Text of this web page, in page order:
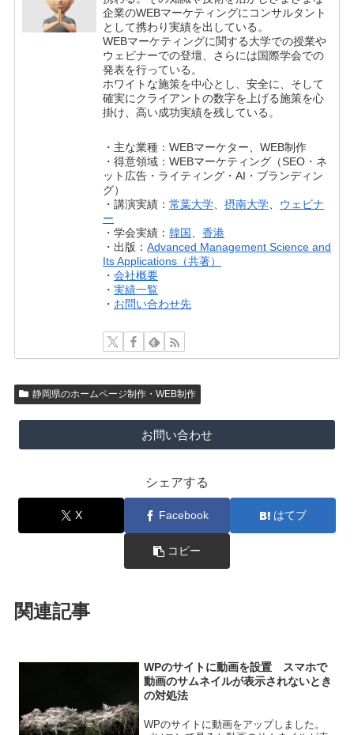
企業のWEBマーケティングにコンサルタント
として携わり実績を出している。
WEBマーケティングに関する大学での授業や
ウェビナーでの登壇、さらには国際学会での
発表を行っている。
ホワイトな施策を中心とし、安全に、そして
確実にクライアントの数字を上げる施策を心
掛け、高い成功実績を残している。
・主な業種：WEBマーケター、WEB制作
・得意領域：WEBマーケティング（SEO・ネ
ット広告・ライティング・AI・ブランディン
グ）
・講演実績：常葉大学 、摂南大学
ウェビナ
ー
・学会実績：韓国 、香港
・出版：Advanced Management Science and
Its Applications（共著）
・会社概要
・実績一覧
・ お問い合わせ先
静岡県のホームページ制作・WEB制作
お問い合わせ
シェアする
X Facebook はてブ
コピー
関連記事
WPのサイトに動画を設置 スマホで
動画のサムネイルが表示されないとき
の対処法
WPのサイトに動画をアップしました。